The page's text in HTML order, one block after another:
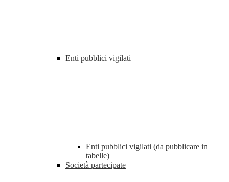
Enti pubblici vigilati
Enti pubblici vigilati (da pubblicare in
tabelle)
Società partecipate